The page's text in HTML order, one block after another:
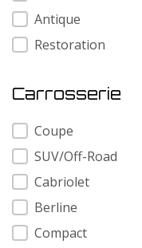
Antique
Restoration
Carrosserie
Carrosserie
Coupe
SUV/Off-Road
Cabriolet
Berline
Compact